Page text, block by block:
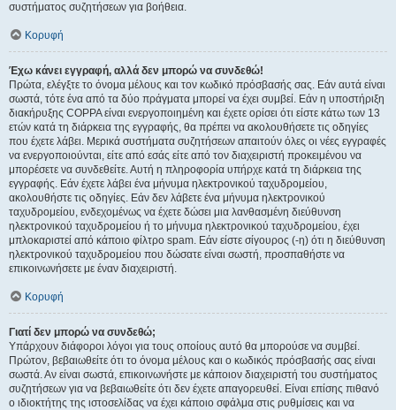
συστήματος συζητήσεων για βοήθεια.
Κορυφή
Έχω κάνει εγγραφή, αλλά δεν μπορώ να συνδεθώ!
Πρώτα, ελέγξτε το όνομα μέλους και τον κωδικό πρόσβασής σας. Εάν αυτά είναι
σωστά, τότε ένα από τα δύο πράγματα μπορεί να έχει συμβεί. Εάν η υποστήριξη
διακήρυξης COPPA είναι ενεργοποιημένη και έχετε ορίσει ότι είστε κάτω των 13
ετών κατά τη διάρκεια της εγγραφής, θα πρέπει να ακολουθήσετε τις οδηγίες
που έχετε λάβει. Μερικά συστήματα συζητήσεων απαιτούν όλες οι νέες εγγραφές
να ενεργοποιούνται, είτε από εσάς είτε από τον διαχειριστή προκειμένου να
μπορέσετε να συνδεθείτε. Αυτή η πληροφορία υπήρχε κατά τη διάρκεια της
εγγραφής. Εάν έχετε λάβει ένα μήνυμα ηλεκτρονικού ταχυδρομείου,
ακολουθήστε τις οδηγίες. Εάν δεν λάβετε ένα μήνυμα ηλεκτρονικού
ταχυδρομείου, ενδεχομένως να έχετε δώσει μια λανθασμένη διεύθυνση
ηλεκτρονικού ταχυδρομείου ή το μήνυμα ηλεκτρονικού ταχυδρομείου, έχει
μπλοκαριστεί από κάποιο φίλτρο spam. Εάν είστε σίγουρος (-η) ότι η διεύθυνση
ηλεκτρονικού ταχυδρομείου που δώσατε είναι σωστή, προσπαθήστε να
επικοινωνήσετε με έναν διαχειριστή.
Κορυφή
Γιατί δεν μπορώ να συνδεθώ;
Υπάρχουν διάφοροι λόγοι για τους οποίους αυτό θα μπορούσε να συμβεί.
Πρώτον, βεβαιωθείτε ότι το όνομα μέλους και ο κωδικός πρόσβασής σας είναι
σωστά. Αν είναι σωστά, επικοινωνήστε με κάποιον διαχειριστή του συστήματος
συζητήσεων για να βεβαιωθείτε ότι δεν έχετε απαγορευθεί. Είναι επίσης πιθανό
ο ιδιοκτήτης της ιστοσελίδας να έχει κάποιο σφάλμα στις ρυθμίσεις και να